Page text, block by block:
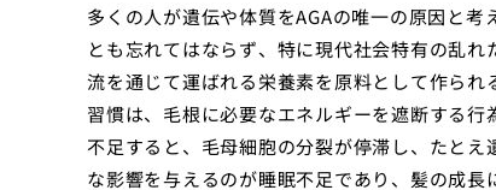
多くの人が遺伝や体質をAGAの唯一の原因と
とも忘れてはならず、特に現代社会特有の乱
流を通じて運ばれる栄養素を原料として作ら
習慣は、毛根に必要なエネルギーを遮断する
不足すると、毛母細胞の分裂が停滞し、たと
な影響を与えるのが睡眠不足であり、髪の成長